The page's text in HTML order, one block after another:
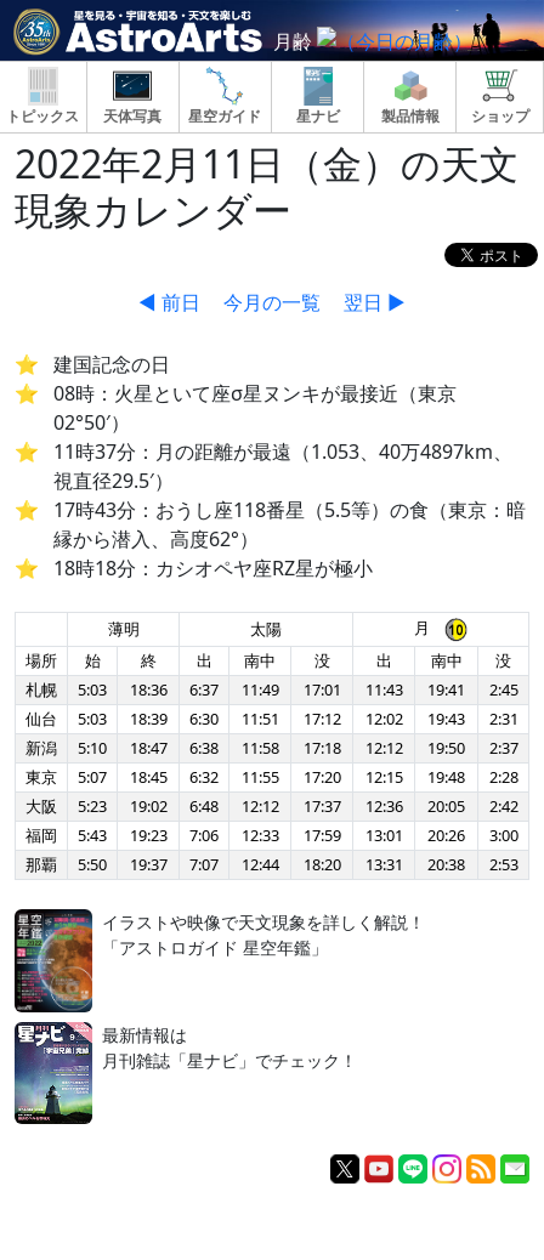
月齢
トピックス 天体写真 星空ガイド 星ナビ 製品情報 ショップ
2022年2月11日（金）の天文
現象カレンダー
◀ 前日 今月の一覧 翌日 ▶
建国記念の日
08時：火星といて座σ星ヌンキが最接近（東京
02°50′）
11時37分：月の距離が最遠（1.053、40万4897km、
視直径29.5′）
17時43分：おうし座118番星（5.5等）の食（東京：暗
縁から潜入、高度62°）
18時18分：カシオペヤ座RZ星が極小
薄明 太陽
月
場所
始 終 出 南中 没 出 南中
没
札幌
5:03 18:36 6:37 11:49 17:01 11:43 19:41
2:45
仙台
5:03 18:39 6:30 11:51 17:12 12:02 19:43
2:31
新潟
5:10 18:47 6:38 11:58 17:18 12:12 19:50
2:37
東京
5:07 18:45 6:32 11:55 17:20 12:15 19:48
2:28
大阪
5:23 19:02 6:48 12:12 17:37 12:36 20:05
2:42
福岡
5:43 19:23 7:06 12:33 17:59 13:01 20:26
3:00
那覇
5:50 19:37 7:07 12:44 18:20 13:31 20:38 2:53
イラストや映像で天文現象を詳しく解説！
「アストロガイド 星空年鑑」
最新情報は
月刊雑誌「星ナビ」でチェック！